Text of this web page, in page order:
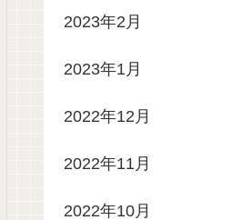
2023年2月
2023年1月
2022年12月
2022年11月
2022年10月